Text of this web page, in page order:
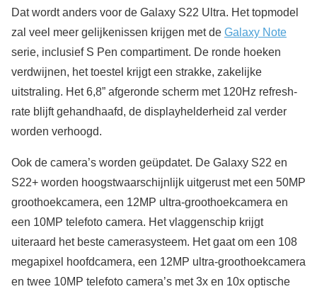
Dat wordt anders voor de Galaxy S22 Ultra. Het topmodel
zal veel meer gelijkenissen krijgen met de Galaxy Note
serie, inclusief S Pen compartiment. De ronde hoeken
verdwijnen, het toestel krijgt een strakke, zakelijke
uitstraling. Het 6,8” afgeronde scherm met 120Hz refresh-
rate blijft gehandhaafd, de displayhelderheid zal verder
worden verhoogd.
Ook de camera’s worden geüpdatet. De Galaxy S22 en
S22+ worden hoogstwaarschijnlijk uitgerust met een 50MP
groothoekcamera, een 12MP ultra-groothoekcamera en
een 10MP telefoto camera. Het vlaggenschip krijgt
uiteraard het beste camerasysteem. Het gaat om een 108
megapixel hoofdcamera, een 12MP ultra-groothoekcamera
en twee 10MP telefoto camera’s met 3x en 10x optische